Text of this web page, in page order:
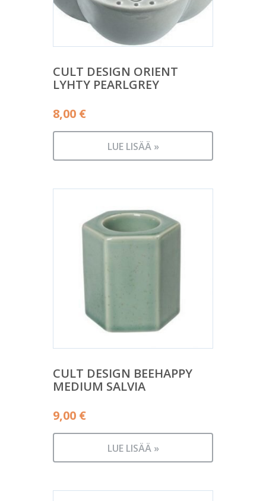
CULT DESIGN ORIENT
LYHTY PEARLGREY
8,00 €
LUE LISÄÄ »
CULT DESIGN BEEHAPPY
MEDIUM SALVIA
9,00 €
LUE LISÄÄ »